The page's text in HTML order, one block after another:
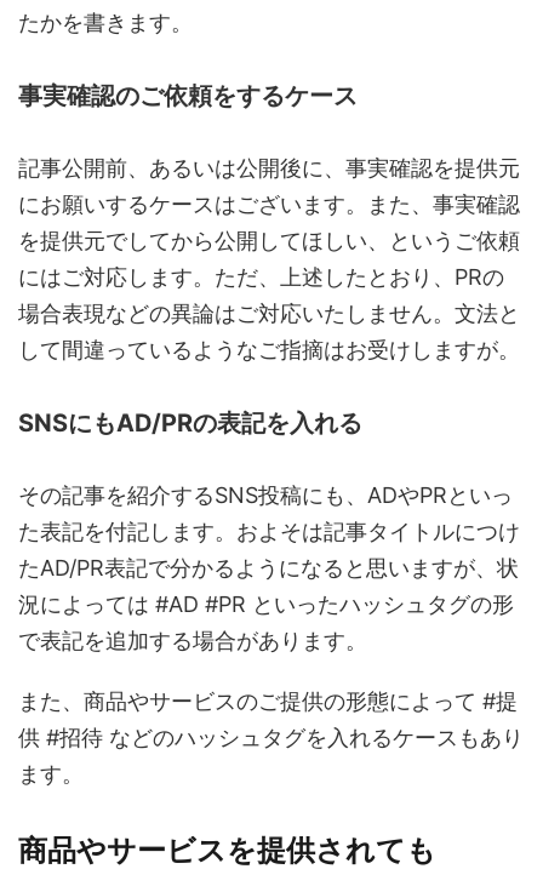
たかを書きます。
事実確認のご依頼をするケース
記事公開前、あるいは公開後に、事実確認を提供元
にお願いするケースはございます。また、事実確認
を提供元でしてから公開してほしい、というご依頼
にはご対応します。ただ、上述したとおり、PRの
場合表現などの異論はご対応いたしません。文法と
して間違っているようなご指摘はお受けしますが。
SNSにもAD/PRの表記を入れる
その記事を紹介するSNS投稿にも、ADやPRといっ
た表記を付記します。およそは記事タイトルにつけ
たAD/PR表記で分かるようになると思いますが、状
況によっては #AD #PR といったハッシュタグの形
で表記を追加する場合があります。
また、商品やサービスのご提供の形態によって #提
供 #招待 などのハッシュタグを入れるケースもあり
ます。
商品やサービスを提供されても